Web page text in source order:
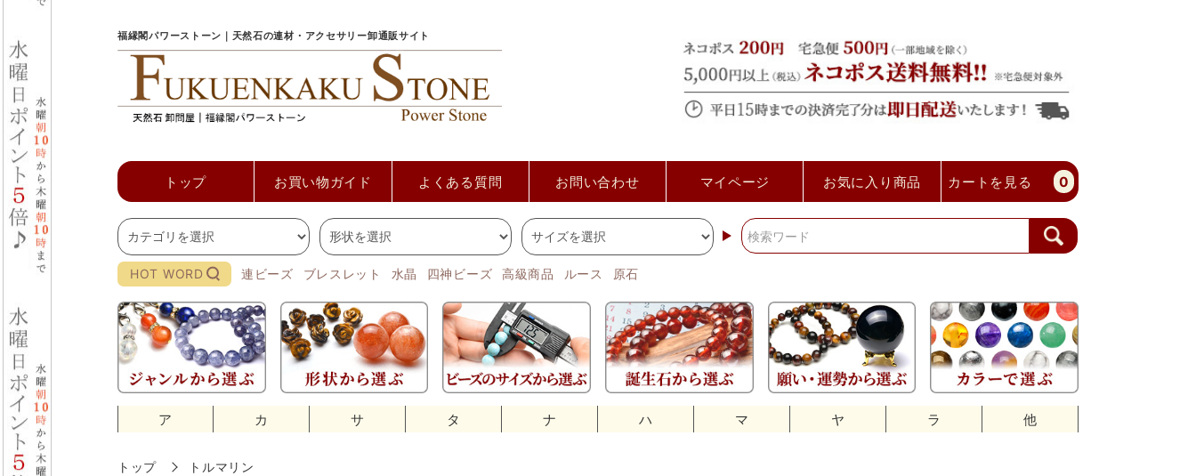
福縁閣パワーストーン｜天然石の連材・アクセサリー卸通販サイト
トップ お買い物ガイド よくある質問 お問い合わせ マイページ お気に入り商品 カートを見る 0
HOT WORD 連ビーズ ブレスレット 水晶 四神ビーズ 高級商品 ルース 原石
ア カ サ タ ナ ハ マ ヤ ラ 他
トップ トルマリン